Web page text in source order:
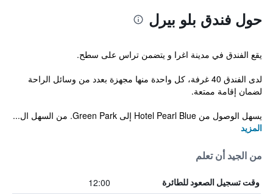
حول فندق بلو بيرل
يقع الفندق في مدينة اغرا و يتضمن تراس على سطح.
لدى الفندق 40 غرفة، كل واحدة منها مجهزة بعدد من وسائل الراحة
لضمان إقامة ممتعة.
يسهل الوصول من Hotel Pearl Blue إلى Green Park. من السهل ال...
المزيد
من الجيد أن تعلم
وقت تسجيل الصعود للطائرة 12:00